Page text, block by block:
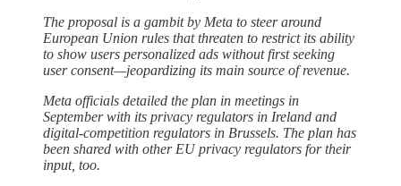
The proposal is a gambit by Meta to steer around
European Union rules that threaten to restrict its ability
to show users personalized ads without first seeking
user consent—jeopardizing its main source of revenue.
Meta officials detailed the plan in meetings in
September with its privacy regulators in Ireland and
digital-competition regulators in Brussels. The plan has
been shared with other EU privacy regulators for their
input, too.